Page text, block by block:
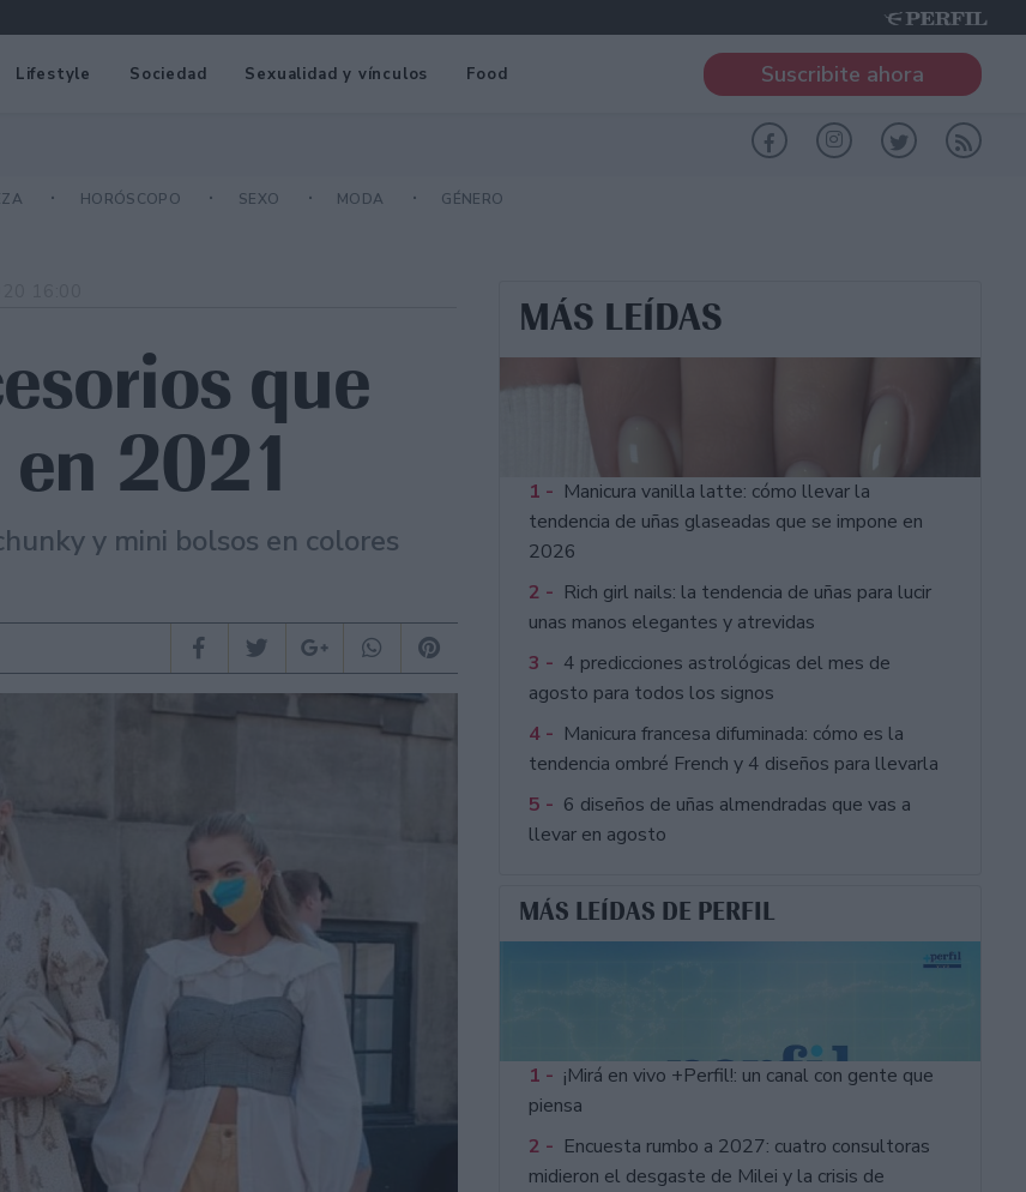
Lifestyle Sociedad Sexualidad y vínculos Food Suscribite ahora
HORÓSCOPO SEXO MODA GÉNERO
que
2021
y mini bolsos en colores
MÁS LEÍDAS
1 - Manicura vanilla latte: cómo llevar la
tendencia de uñas glaseadas que se impone en
2026
2 - Rich girl nails: la tendencia de uñas para lucir
unas manos elegantes y atrevidas
3 - 4 predicciones astrológicas del mes de
agosto para todos los signos
4 - Manicura francesa difuminada: cómo es la
tendencia ombré French y 4 diseños para llevarla
5 - 6 diseños de uñas almendradas que vas a
llevar en agosto
MÁS LEÍDAS DE PERFIL
1 - ¡Mirá en vivo +Perfil!: un canal con gente que
piensa
2 - Encuesta rumbo a 2027: cuatro consultoras
midieron el desgaste de Milei y la crisis de